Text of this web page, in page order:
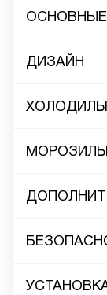
ОСНОВНЫЕ
ДИЗАЙН